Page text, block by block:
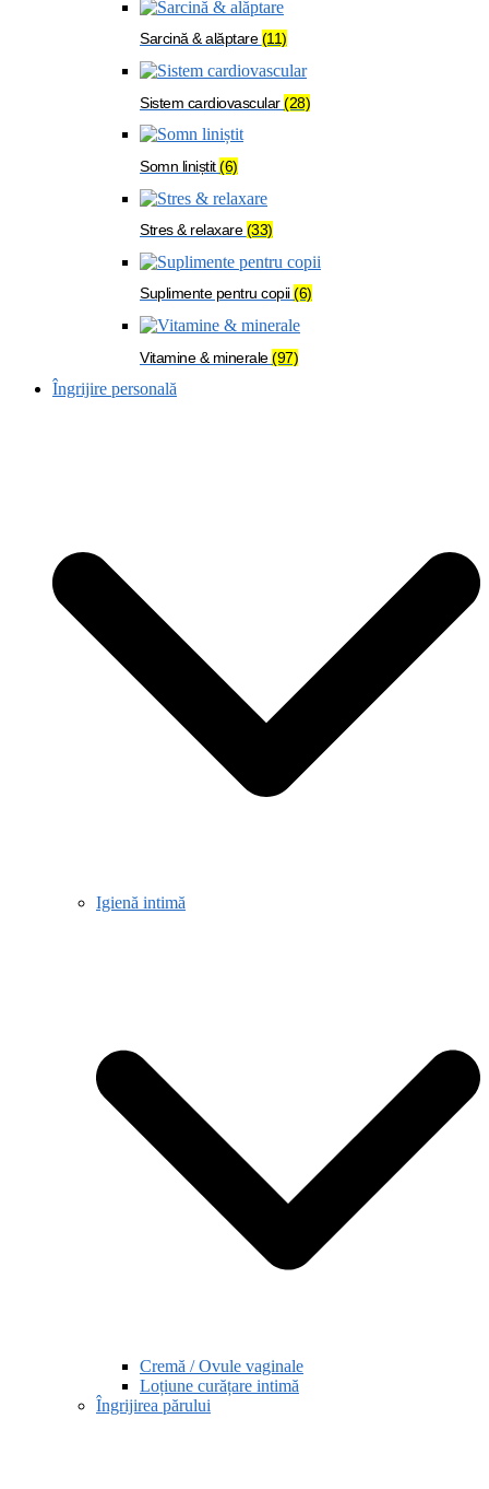
Sarcină & alăptare(11)
Sistem cardiovascular(28)
Somn liniștit(6)
Stres & relaxare(33)
Suplimente pentru copii(6)
Vitamine & minerale(97)
Îngrijire personală
Igienă intimă
Cremă / Ovule vaginale
Loțiune curățare intimă
Îngrijirea părului